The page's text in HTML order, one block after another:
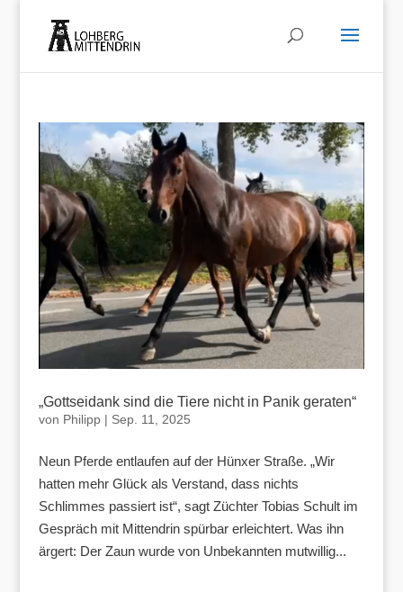
„Gottseidank sind die Tiere nicht in Panik geraten“
von Philipp| Sep. 11, 2025
Neun Pferde entlaufen auf der Hünxer Straße. „Wir
hatten mehr Glück als Verstand, dass nichts
Schlimmes passiert ist“, sagt Züchter Tobias Schult im
Gespräch mit Mittendrin spürbar erleichtert. Was ihn
ärgert: Der Zaun wurde von Unbekannten mutwillig...